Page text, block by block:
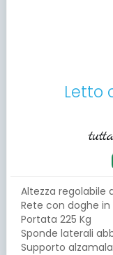
Letto
Altezza regolabile
Rete con doghe
Portata 225 Kg
Sponde laterali
Supporto